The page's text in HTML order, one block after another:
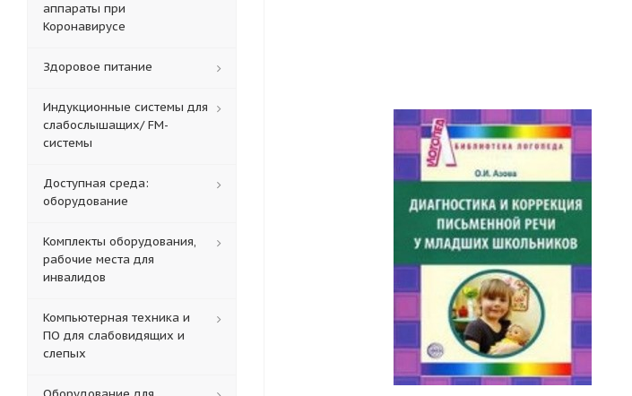
аппараты при
Коронавирусе
Здоровое питание
Индукционные системы для
слабослышащих/ FM-
системы
Доступная среда:
оборудование
Комплекты оборудования,
рабочие места для
инвалидов
Компьютерная техника и
ПО для слабовидящих и
слепых